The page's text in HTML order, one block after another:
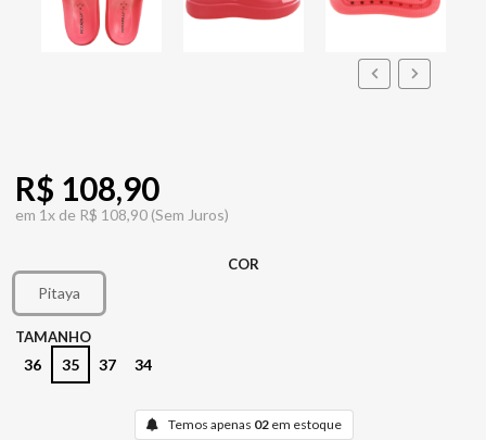
R$ 108,90
em 1x de R$ 108,90 (Sem Juros)
COR
Pitaya
TAMANHO
36 35 37 34
Temos apenas 02em estoque